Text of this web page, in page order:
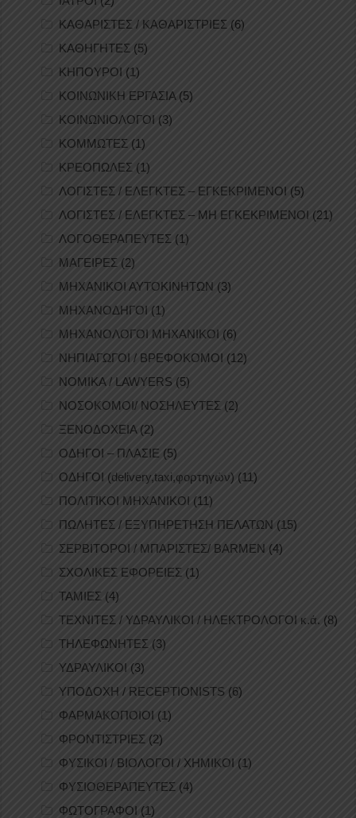
ΚΑΘΑΡΙΣΤΕΣ / ΚΑΘΑΡΙΣΤΡΙΕΣ (6)
ΚΑΘΗΓΗΤΕΣ (5)
ΚΗΠΟΥΡΟΙ (1)
ΚΟΙΝΩΝΙΚΗ ΕΡΓΑΣΙΑ(5)
ΚΟΙΝΩΝΙΟΛΟΓΟΙ (3)
ΚΟΜΜΩΤΕΣ (1)
ΚΡΕΟΠΩΛΕΣ (1)
ΛΟΓΙΣΤΕΣ / ΕΛΕΓΚΤΕΣ – ΕΓΚΕΚΡΙΜΕΝΟΙ (5)
ΛΟΓΙΣΤΕΣ / ΕΛΕΓΚΤΕΣ – ΜΗ ΕΓΚΕΚΡΙΜΕΝΟΙ (21)
ΛΟΓΟΘΕΡΑΠΕΥΤΕΣ (1)
ΜΑΓΕΙΡΕΣ (2)
ΜΗΧΑΝΙΚΟΙ ΑΥΤΟΚΙΝΗΤΩΝ (3)
ΜΗΧΑΝΟΔΗΓΟΙ (1)
ΜΗΧΑΝΟΛΟΓΟΙ ΜΗΧΑΝΙΚΟΙ (6)
ΝΗΠΙΑΓΩΓΟΙ / ΒΡΕΦΟΚΟΜΟΙ (12)
ΝΟΜΙΚΑ / LAWYERS (5)
ΝΟΣΟΚΟΜΟΙ/ ΝΟΣΗΛΕΥΤΕΣ (2)
ΞΕΝΟΔΟΧΕΙΑ(2)
ΟΔΗΓΟΙ – ΠΛΑΣΙΕ (5)
ΟΔΗΓΟΙ (delivery,taxi,φορτηγών) (11)
ΠΟΛΙΤΙΚΟΙ ΜΗΧΑΝΙΚΟΙ (11)
ΠΩΛΗΤΕΣ / ΕΞΥΠΗΡΕΤΗΣΗ ΠΕΛΑΤΩΝ (15)
ΣΕΡΒΙΤΟΡΟΙ / ΜΠΑΡΙΣΤΕΣ/ BARMEN (4)
ΣΧΟΛΙΚΕΣ ΕΦΟΡΕΙΕΣ (1)
ΤΑΜΙΕΣ (4)
ΤΕΧΝΙΤΕΣ / ΥΔΡΑΥΛΙΚΟΙ / ΗΛΕΚΤΡΟΛΟΓΟΙ κ.ά. (8)
ΤΗΛΕΦΩΝΗΤΕΣ (3)
ΥΔΡΑΥΛΙΚΟΙ (3)
ΥΠΟΔΟΧΗ / RECEPTIONISTS (6)
ΦΑΡΜΑΚΟΠΟΙΟΙ (1)
ΦΡΟΝΤΙΣΤΡΙΕΣ (2)
ΦΥΣΙΚΟΙ / ΒΙΟΛΟΓΟΙ / ΧΗΜΙΚΟΙ (1)
ΦΥΣΙΟΘΕΡΑΠΕΥΤΕΣ (4)
ΦΩΤΟΓΡΑΦΟΙ (1)